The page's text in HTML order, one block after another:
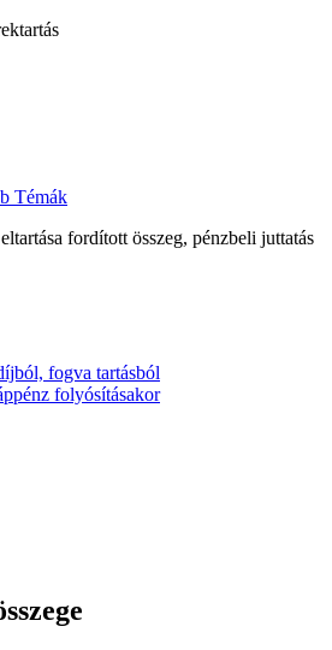
Témák
fordított összeg, pénzbeli juttatás
fogva tartásból
folyósításakor